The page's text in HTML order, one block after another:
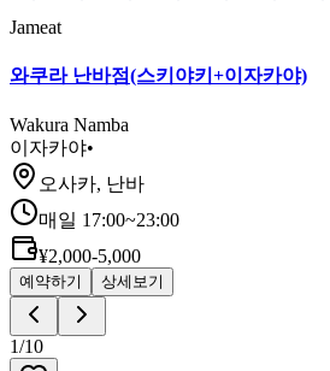
Jameat
와쿠라 난바점(스키야키+이자카야)
Wakura Namba
이자카야•
오사카, 난바
매일 17:00~23:00
¥2,000-5,000
예약하기 상세보기
1/10